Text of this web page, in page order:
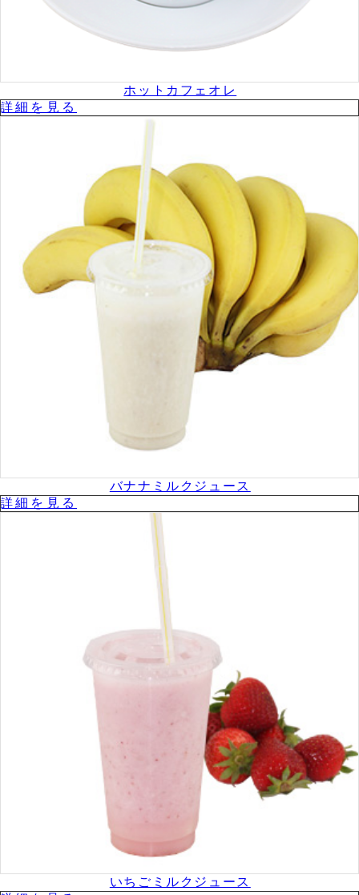
ホットカフェオレ
詳細を⾒る
バナナミルクジュース
詳細を⾒る
いちごミルクジュース